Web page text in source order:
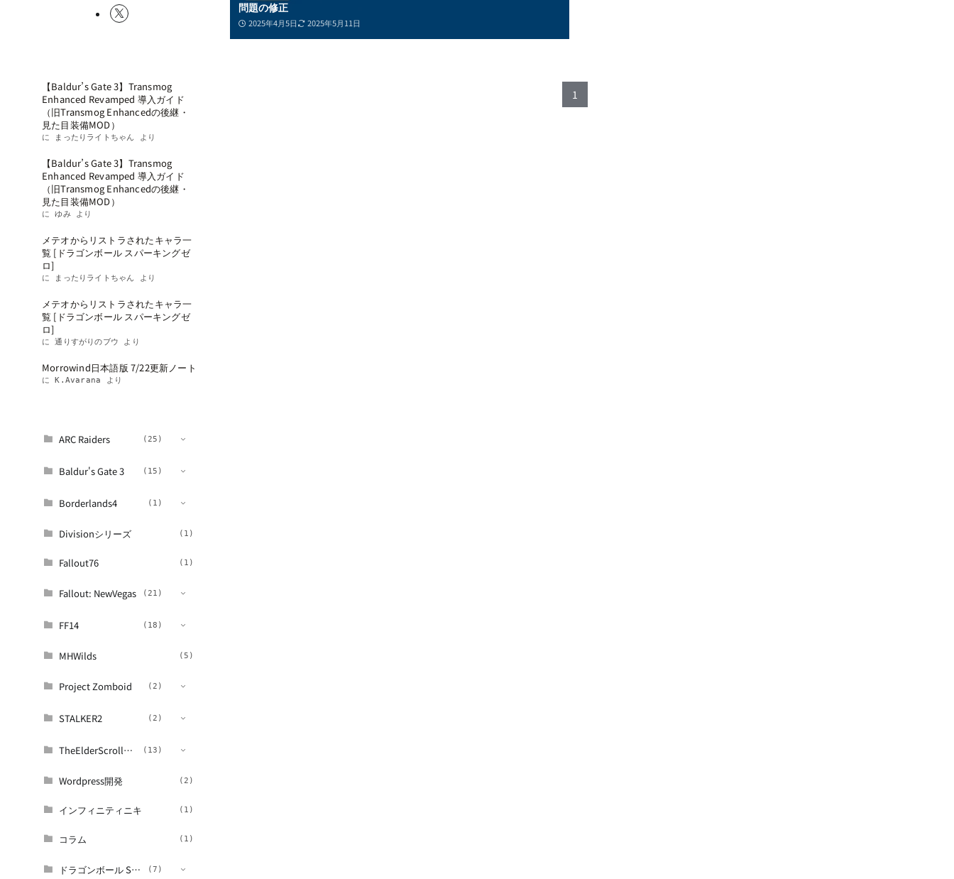
問題の修正
2025年4月5日
2025年5月11日
1
【Baldur’s Gate 3】Transmog
Enhanced Revamped 導入ガイド
（旧Transmog Enhancedの後継・
見た目装備MOD）
に まったりライトちゃん より
【Baldur’s Gate 3】Transmog
Enhanced Revamped 導入ガイド
（旧Transmog Enhancedの後継・
見た目装備MOD）
にゆみより
メテオからリストラされたキャラ一
覧 [ドラゴンボール スパーキングゼ
ロ]
に まったりライトちゃん より
メテオからリストラされたキャラ一
覧 [ドラゴンボール スパーキングゼ
ロ]
に通りすがりのブウ より
Morrowind日本語版 7/22更新ノート
にK.Avarana より
ARC Raiders (25)
(11)
パッチノート
攻略 (16)
武器 (3)
Baldur's Gate 3 (15)
(9)
ツール (1)
Borderlands4 (1)
(1)
Divisionシリーズ (1)
Fallout76 (1)
Fallout: NewVegas (21)
(13)
FF14 (18)
(12)
攻略 (2)
(1)
MHWilds (5)
Project Zomboid (2)
(2)
STALKER2 (2)
(2)
TheElderScrollsシリーズ (13)
(8)
ロア解説
(5)
Wordpress開発 (2)
インフィニティニキ (1)
コラム (1)
ドラゴンボール Sparking ZERO (7)